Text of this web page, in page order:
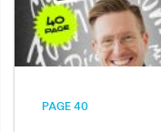
PAGE 40